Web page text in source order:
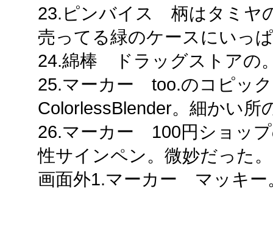
23.ピンバイス 柄はタミヤ
売ってる緑のケースにいっ
24.綿棒 ドラッグストアの
25.マーカー too.のコピッ
ColorlessBlender。細かい所
26.マーカー 100円ショッ
性サインペン。微妙だった。
画面外1.マーカー マッキー